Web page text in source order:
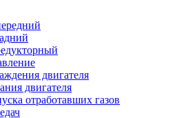
двигателя
двигателя
отработавших газов